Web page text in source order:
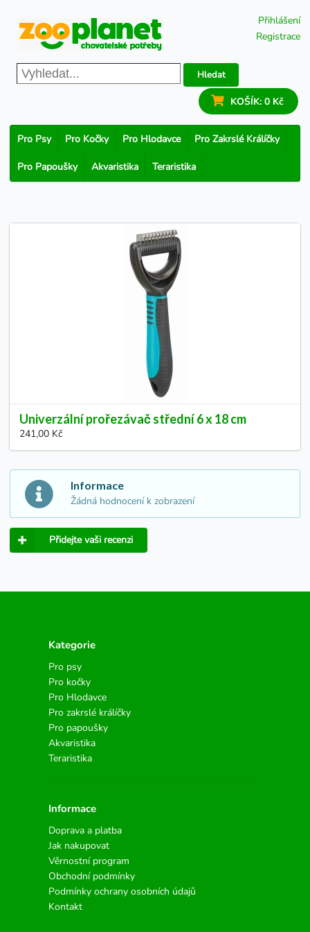
Přihlášení
Registrace
Hledat
KOŠÍK: 0 Kč
Pro Psy Pro Kočky Pro Hlodavce Pro Zakrslé Králíčky
Pro Papoušky Akvaristika Teraristika
Univerzální prořezávač střední 6 x 18 cm
241,00 Kč
Informace
Žádná hodnocení k zobrazení
Přidejte vaši recenzi
Kategorie
Pro psy
Pro kočky
Pro Hlodavce
Pro zakrslé králíčky
Pro papoušky
Akvaristika
Teraristika
Informace
Doprava a platba
Jak nakupovat
Věrnostní program
Obchodní podmínky
Podmínky ochrany osobních údajů
Kontakt